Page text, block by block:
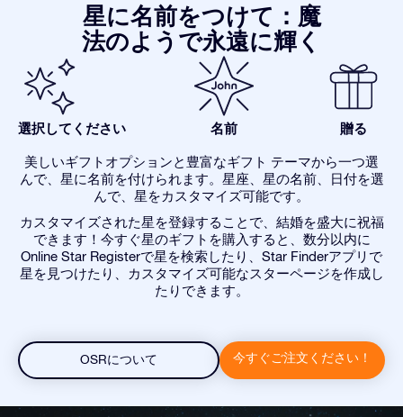
星に名前をつけて：魔
法のようで永遠に輝く
選択してください 名前 贈る
美しいギフトオプションと豊富なギフト テーマから一つ選
んで、星に名前を付けられます。星座、星の名前、日付を選
んで、星をカスタマイズ可能です。
カスタマイズされた星を登録することで、結婚を盛大に祝福
できます！今すぐ星のギフトを購入すると、数分以内に
Online Star Registerで星を検索したり、Star Finderアプリで
星を見つけたり、カスタマイズ可能なスターページを作成し
たりできます。
OSRについて 今すぐご注文ください！